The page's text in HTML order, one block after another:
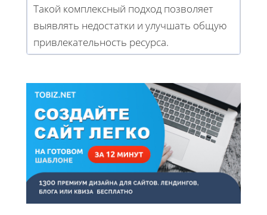
Такой комплексный подход позволяет
выявлять недостатки и улучшать общую
привлекательность ресурса.